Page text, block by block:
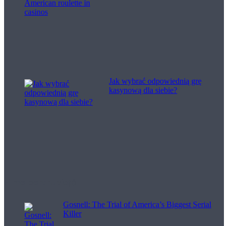
Jak wybrać odpowiednią grę
kasynową dla siebie?
Gosnell: The Trial of America’s Biggest Serial
Killer